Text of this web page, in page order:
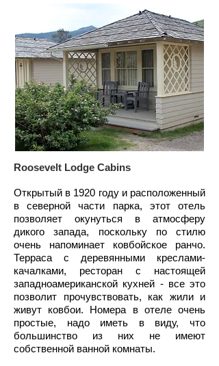
Roosevelt Lodge Cabins
Открытый в 1920 году и расположенный
в северной части парка, этот отель
позволяет окунуться в атмосферу
дикого запада, поскольку по стилю
очень напоминает ковбойское ранчо.
Терраса с деревянными креслами-
качалками, ресторан с настоящей
западноамериканской кухней - все это
позволит прочувствовать, как жили и
живут ковбои. Номера в отеле очень
простые, надо иметь в виду, что
большинство из них не имеют
собственной ванной комнаты.